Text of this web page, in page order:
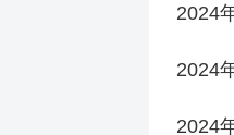
2024
2024
2024